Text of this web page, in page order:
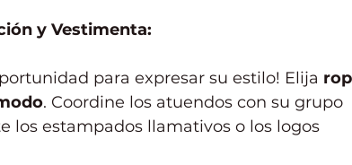
y Vestimenta:
para expresar su estilo! Elija
. Coordine los atuendos con su grupo
los estampados llamativos o los logos